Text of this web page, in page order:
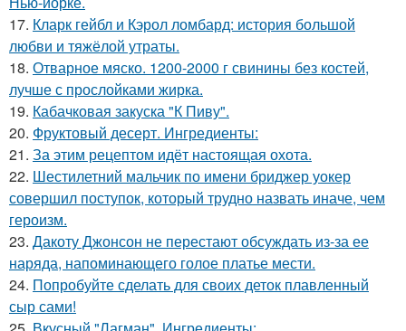
17. Кларк гейбл и Кэрол ломбард: история большой
любви и тяжёлой утраты.
18. Отварное мяско. 1200-2000 г свинины без костей,
лучше с прослойками жирка.
19. Кабачковая закуска "К Пиву".
20. Фруктовый десерт. Ингредиенты:
21. За этим рецептом идёт настоящая охота.
22. Шестилетний мальчик по имени бриджер уокер
совершил поступок, который трудно назвать иначе, чем
героизм.
23. Дакоту Джонсон не перестают обсуждать из-за ее
наряда, напоминающего голое платье мести.
24. Попробуйте сделать для своих деток плавленный
сыр сами!